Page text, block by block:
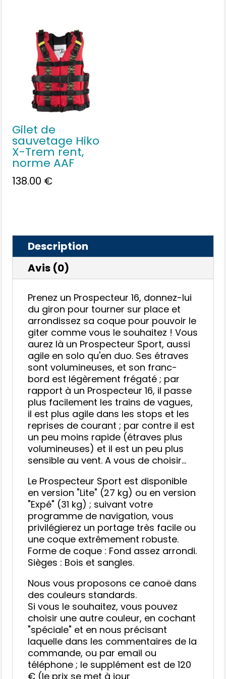
Gilet de
sauvetage Hiko
X-Trem rent,
norme AAF
138.00 €
Description
Avis (0)
Prenez un Prospecteur 16, donnez-lui
du giron pour tourner sur place et
arrondissez sa coque pour pouvoir le
giter comme vous le souhaitez ! Vous
aurez là un Prospecteur Sport, aussi
agile en solo qu'en duo. Ses étraves
sont volumineuses, et son franc-
bord est légèrement frégaté ; par
rapport à un Prospecteur 16, il passe
plus facilement les trains de vagues,
il est plus agile dans les stops et les
reprises de courant ; par contre il est
un peu moins rapide (étraves plus
volumineuses) et il est un peu plus
sensible au vent. A vous de choisir...
Le Prospecteur Sport est disponible
en version "Lite" (27 kg) ou en version
"Expé" (31 kg) ; suivant votre
programme de navigation, vous
privilégierez un portage très facile ou
une coque extrêmement robuste.
Forme de coque : Fond assez arrondi.
Sièges : Bois et sangles.
Nous vous proposons ce canoë dans
des couleurs standards.
Si vous le souhaitez, vous pouvez
choisir une autre couleur, en cochant
"spéciale" et en nous précisant
laquelle dans les commentaires de la
commande, ou par email ou
téléphone ; le supplément est de 120
€ (le prix se met à jour